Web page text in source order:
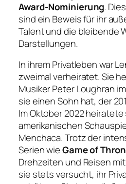
Award-Nominierung.
sind ein Beweis für ihr
Talent und die bleibende
Darstellungen.
In ihrem Privatleben war
zweimal verheiratet. Sie
Musiker Peter Loughran
sie einen Sohn hat, der
Im Oktober 2022
amerikanischen
Menchaca. Trotz der
Serien wieGame of
Drehzeiten und Reisen
sie stets versucht, ihr